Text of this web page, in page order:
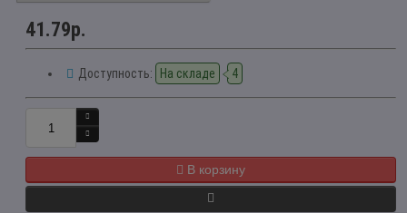
41.79р.
Доступность: На складе 4
В корзину